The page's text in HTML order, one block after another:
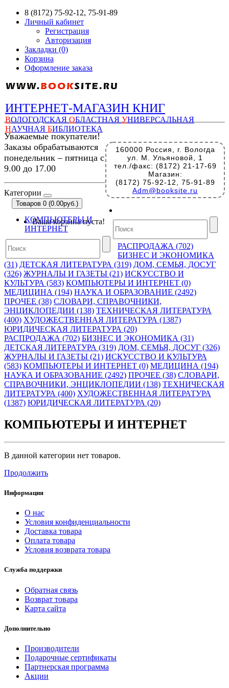
8 (8172) 75-92-12, 75-91-89
Личный кабинет
Регистрация
Авторизация
Закладки (0)
Корзина
Оформление заказа
ИНТЕРНЕТ-МАГАЗИН КНИГ
ВОЛОГОДСКАЯ ОБЛАСТНАЯ УНИВЕРСАЛЬНАЯ
НАУЧНАЯ БИБЛИОТЕКА
160000 Россия, г. Вологда
ул. М. Ульяновой, 1
тел./факс: (8172) 21-17-69
Магазин:
(8172) 75-92-12, 75-91-89
Adm@booksite.ru
Уважаемые покупатели!
Заказы обрабатываются
понедельник – пятница с
9.00 до 17.00
Категории
Товаров 0 (0.00руб.)
Ваша корзина пуста!
КОМПЬЮТЕРЫ И
ИНТЕРНЕТ
РАСПРОДАЖА (702)
БИЗНЕС И ЭКОНОМИКА
(31) ДЕТСКАЯ ЛИТЕРАТУРА (319) ДОМ, СЕМЬЯ, ДОСУГ
(326) ЖУРНАЛЫ И ГАЗЕТЫ (21) ИСКУССТВО И
КУЛЬТУРА (583) КОМПЬЮТЕРЫ И ИНТЕРНЕТ (0)
МЕДИЦИНА (194) НАУКА И ОБРАЗОВАНИЕ (2492)
ПРОЧЕЕ (38) СЛОВАРИ, СПРАВОЧНИКИ,
ЭНЦИКЛОПЕДИИ (138) ТЕХНИЧЕСКАЯ ЛИТЕРАТУРА
(400) ХУДОЖЕСТВЕННАЯ ЛИТЕРАТУРА (1387)
ЮРИДИЧЕСКАЯ ЛИТЕРАТУРА (20)
РАСПРОДАЖА (702) БИЗНЕС И ЭКОНОМИКА (31)
ДЕТСКАЯ ЛИТЕРАТУРА (319) ДОМ, СЕМЬЯ, ДОСУГ (326)
ЖУРНАЛЫ И ГАЗЕТЫ (21) ИСКУССТВО И КУЛЬТУРА
(583) КОМПЬЮТЕРЫ И ИНТЕРНЕТ (0) МЕДИЦИНА (194)
НАУКА И ОБРАЗОВАНИЕ (2492) ПРОЧЕЕ (38) СЛОВАРИ,
СПРАВОЧНИКИ, ЭНЦИКЛОПЕДИИ (138) ТЕХНИЧЕСКАЯ
ЛИТЕРАТУРА (400) ХУДОЖЕСТВЕННАЯ ЛИТЕРАТУРА
(1387) ЮРИДИЧЕСКАЯ ЛИТЕРАТУРА (20)
КОМПЬЮТЕРЫ И ИНТЕРНЕТ
В данной категории нет товаров.
Продолжить
Информация
О нас
Условия конфиденциальности
Доставка товара
Оплата товара
Условия возврата товара
Служба поддержки
Обратная связь
Возврат товара
Карта сайта
Дополнительно
Производители
Подарочные сертификаты
Партнерская программа
Акции